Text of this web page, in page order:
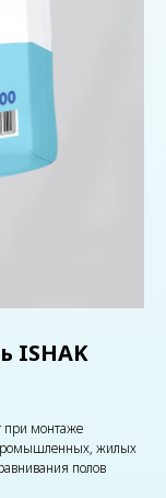
ISHAK
при монтаже
жилых
полов